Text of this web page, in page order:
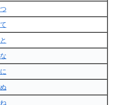
つ
て
と
な
に
ぬ
ね